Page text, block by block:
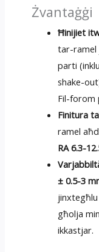
Żvantaġġi
Ħinijiet
tar-
parti
shake-
Fil-forom
Finitura
ramel
RA 6.3-
± 0.5-3
għolja
ikkastjar.